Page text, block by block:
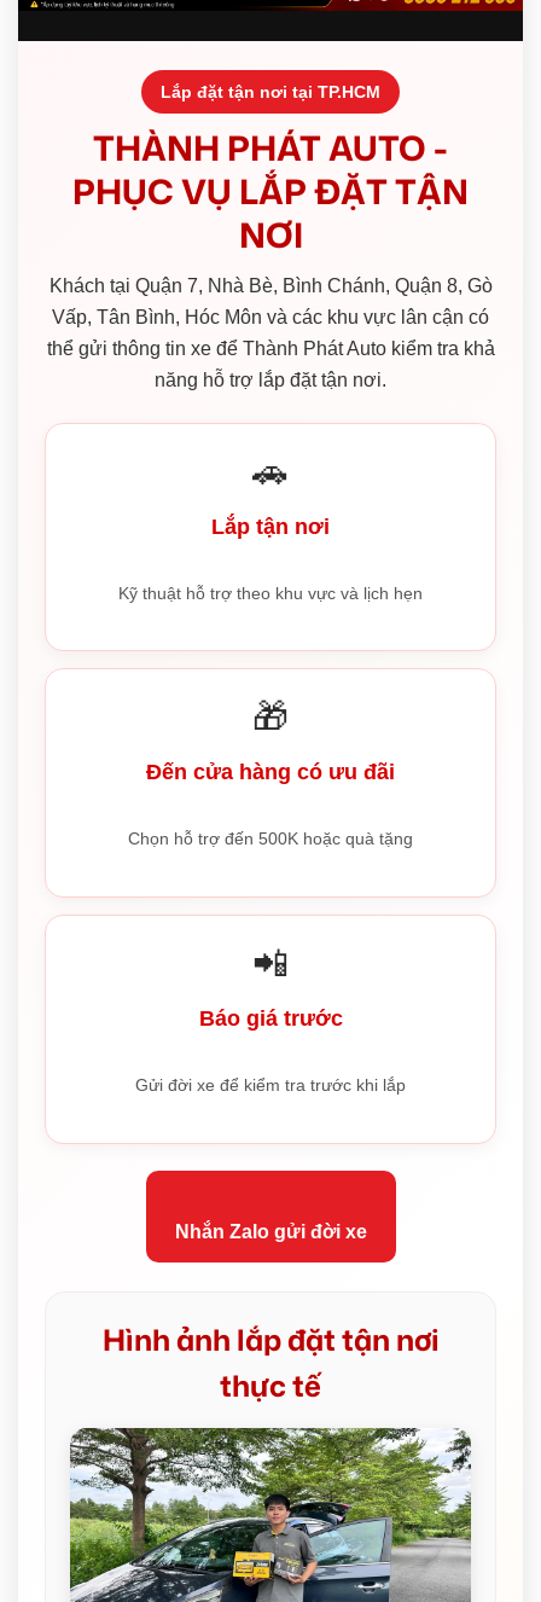
Lắp đặt tận nơi tại TP.HCM
THÀNH PHÁT AUTO -
PHỤC VỤ LẮP ĐẶT TẬN
NƠI
Khách tại Quận 7, Nhà Bè, Bình Chánh, Quận 8, Gò
Vấp, Tân Bình, Hóc Môn và các khu vực lân cận có
thể gửi thông tin xe để Thành Phát Auto kiểm tra khả
năng hỗ trợ lắp đặt tận nơi.
🚗
Lắp tận nơi
Kỹ thuật hỗ trợ theo khu vực và lịch hẹn
🎁
Đến cửa hàng có ưu đãi
Chọn hỗ trợ đến 500K hoặc quà tặng
📲
Báo giá trước
Gửi đời xe để kiểm tra trước khi lắp
Nhắn Zalo gửi đời xe
Hình ảnh lắp đặt tận nơi
thực tế